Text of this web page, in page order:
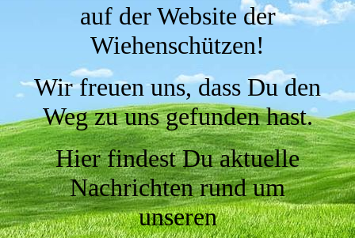
auf der Website der
Wiehenschützen!
Wir freuen uns, dass Du den
Weg zu uns gefunden hast.
Hier findest Du aktuelle
Nachrichten rund um
unseren